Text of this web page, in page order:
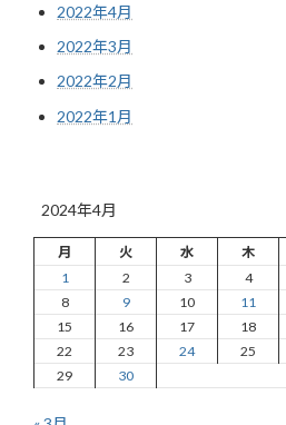
2022年4月
2022年3月
2022年2月
2022年1月
2024年4月
月 火 水 木
1
2 3 4
8
9 10 11
15
16 17 18
22
23 24 25
29
30